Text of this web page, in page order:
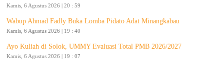
Kamis, 6 Agustus 2026 | 20 : 59
Wabup Ahmad Fadly Buka Lomba Pidato Adat Minangkabau
Kamis, 6 Agustus 2026 | 19 : 40
Ayo Kuliah di Solok, UMMY Evaluasi Total PMB 2026/2027
Kamis, 6 Agustus 2026 | 19 : 07